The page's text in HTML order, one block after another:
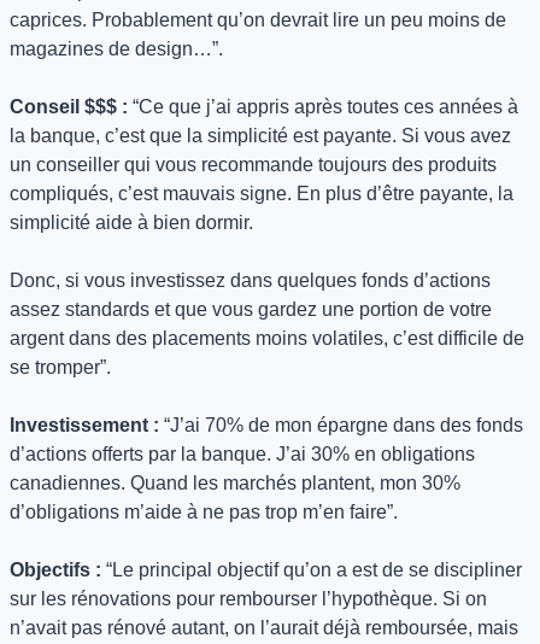
caprices. Probablement qu’on devrait lire un peu moins de
magazines de design…”.
Conseil $$$ : “Ce que j’ai appris après toutes ces années à
la banque, c’est que la simplicité est payante. Si vous avez
un conseiller qui vous recommande toujours des produits
compliqués, c’est mauvais signe. En plus d’être payante, la
simplicité aide à bien dormir.
Donc, si vous investissez dans quelques fonds d’actions
assez standards et que vous gardez une portion de votre
argent dans des placements moins volatiles, c’est difficile de
se tromper”.
Investissement : “J’ai 70% de mon épargne dans des fonds
d’actions offerts par la banque. J’ai 30% en obligations
canadiennes. Quand les marchés plantent, mon 30%
d’obligations m’aide à ne pas trop m’en faire”.
Objectifs : “Le principal objectif qu’on a est de se discipliner
sur les rénovations pour rembourser l’hypothèque. Si on
n’avait pas rénové autant, on l’aurait déjà remboursée, mais